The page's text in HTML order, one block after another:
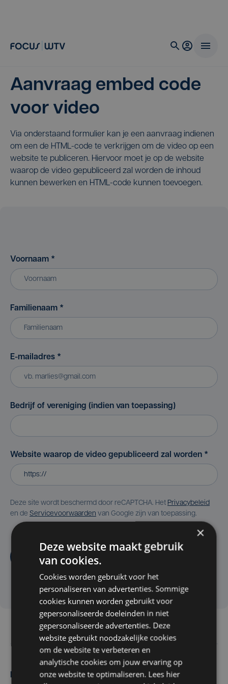
Aanvraag embed code
voor video
Via onderstaand formulier kan je een aanvraag indienen
om een de HTML-code te verkrijgen om de video op een
website te publiceren. Hiervoor moet je op de website
waarop de video gepubliceerd zal worden de inhoud
kunnen bewerken en HTML-code kunnen toevoegen.
Voornaam *
Familienaam *
E-mailadres *
Bedrijf of vereniging (indien van toepassing)
Website waarop de video gepubliceerd zal worden *
Deze site wordt beschermd door reCAPTCHA. Het Privacybeleid
en de Servicevoorwaarden van Google zijn van toepassing.
Aanvragen
Maak zelf het nieuws
×
Deze website maakt gebruik
van cookies.
Cookies worden gebruikt voor het
personaliseren van advertenties. Sommige
cookies kunnen worden gebruikt voor
gepersonaliseerde doeleinden in niet
gepersonaliseerde advertenties. Deze
website gebruikt noodzakelijke cookies
om de website te verbeteren en
analytische cookies om jouw ervaring op
onze website te optimaliseren. Lees hier